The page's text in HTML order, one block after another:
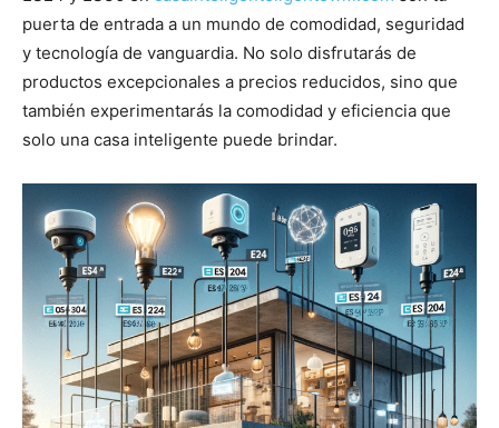
puerta de entrada a un mundo de comodidad, seguridad
y tecnología de vanguardia. No solo disfrutarás de
productos excepcionales a precios reducidos, sino que
también experimentarás la comodidad y eficiencia que
solo una casa inteligente puede brindar.